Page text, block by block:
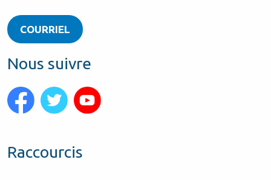
COURRIEL
Nous suivre
Raccourcis